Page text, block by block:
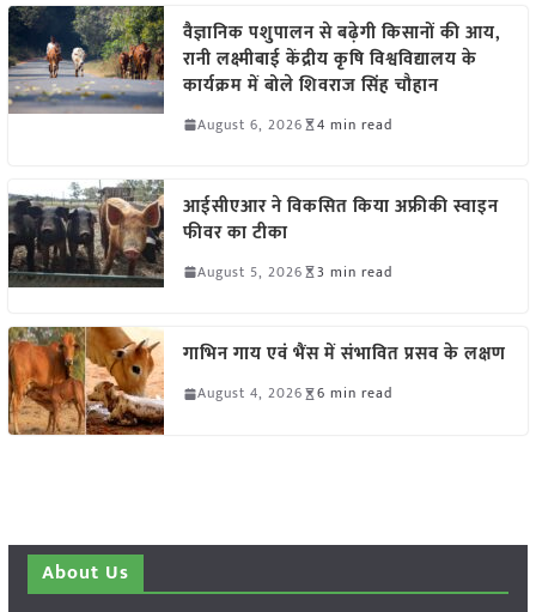
वैज्ञानिक पशुपालन से बढ़ेगी किसानों की आय,
रानी लक्ष्मीबाई केंद्रीय कृषि विश्वविद्यालय के
कार्यक्रम में बोले शिवराज सिंह चौहान
August 6, 2026 4 min read
आईसीएआर ने विकसित किया अफ्रीकी स्वाइन
फीवर का टीका
August 5, 2026 3 min read
गाभिन गाय एवं भैंस में संभावित प्रसव के लक्षण
August 4, 2026 6 min read
About Us